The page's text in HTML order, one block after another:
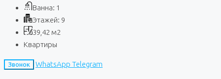
Ванна: 1
Этажей: 9
39,42 м2
Квартиры
Звонок WhatsApp Telegram